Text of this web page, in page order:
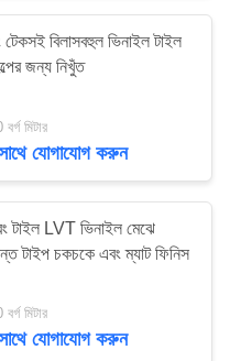
টেকসই বিলাসবহুল ভিনাইল টাইল
জন্য নিখুঁত
মিটার
যোগাযোগ করুন
টাইল LVT ভিনাইল মেঝে
টাইপ চকচকে এবং ম্যাট ফিনিস
মিটার
যোগাযোগ করুন